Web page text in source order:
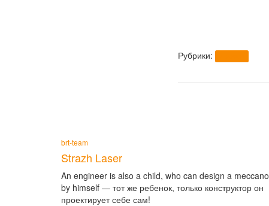
Рубрики:
brt-team
Strazh Laser
An engineer is also a child, who can design a meccano
by himself — тот же ребенок, только конструктор он
проектирует себе сам!